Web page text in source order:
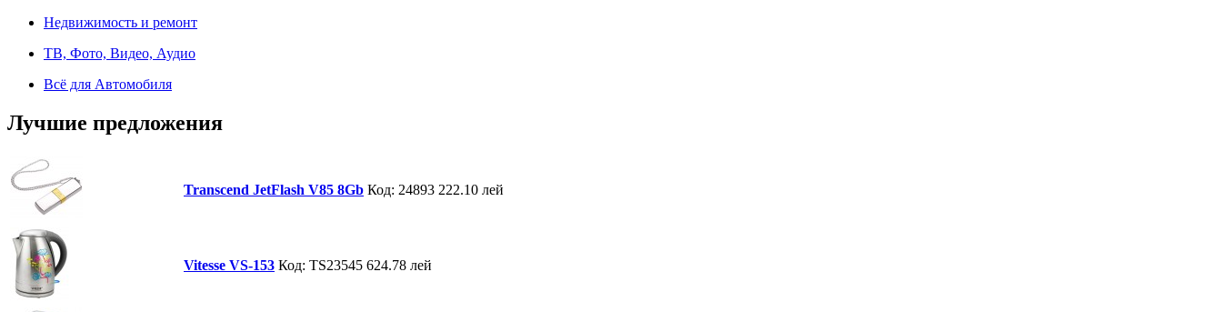
Недвижимость и ремонт
ТВ, Фото, Видео, Аудио
Всё для Автомобиля
Лучшие предложения
Transcend JetFlash V85 8Gb Код: 24893 222.10 лей
Vitesse VS-153 Код: TS23545 624.78 лей